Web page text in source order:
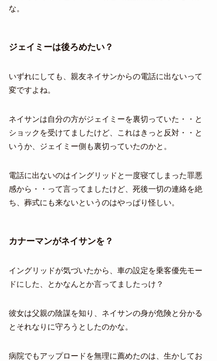
な。
ジェイミーは後ろめたい？
いずれにしても、親友ネイサンからの電話に出ないって
変ですよね。
ネイサンは自分の方がジェイミーを裏切っていた・・と
ショックを受けてましたけど、これはきっと反対・・と
いうか、ジェイミー側も裏切っていたのかと。
電話に出ないのはイングリッドと一度寝てしまった罪悪
感から・・って言ってましたけど、死後一切の連絡を絶
ち、葬式にも来ないというのはやっぱり怪しい。
カナーマンがネイサンを？
イングリッドが気づいたから、車の設定を乗客優先モー
ドにした、とかなんとか言ってましたっけ？
彼女は父親の陰謀を知り、ネイサンの身が危険と分かる
とそれなりに守ろうとしたのかな。
病院でもアップロードを無理に薦めたのは、生かしてお